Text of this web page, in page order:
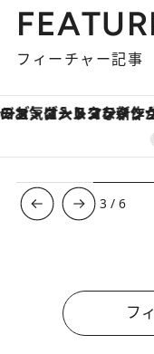
フィーチャー記事
「土佐和ハー
3 /6
フ